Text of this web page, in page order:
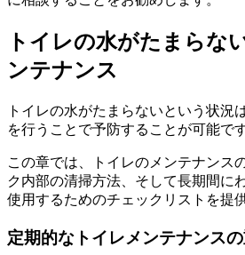
トイレの水がたまらな
ンテナンス
トイレの水がたまらないという状況
を行うことで予防することが可能です
この章では、トイレのメンテナンス
ク内部の清掃方法、そして長期間に
使用するためのチェックリストを提
定期的なトイレメンテナンス